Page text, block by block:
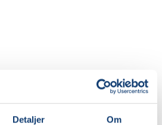
Detaljer Om